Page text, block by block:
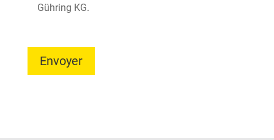
Gühring KG.